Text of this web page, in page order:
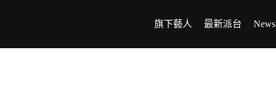
旗下藝人 最新派台 News